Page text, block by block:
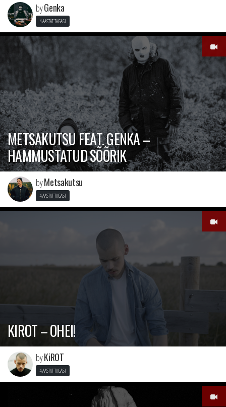
byGenka
4 AASTAT TAGASI
METSAKUTSU FEAT. GENKA –
HAMMUSTATUD SÕÕRIK
byMetsakutsu
4 AASTAT TAGASI
KIROT – OHEI!
byKiROT
4 AASTAT TAGASI